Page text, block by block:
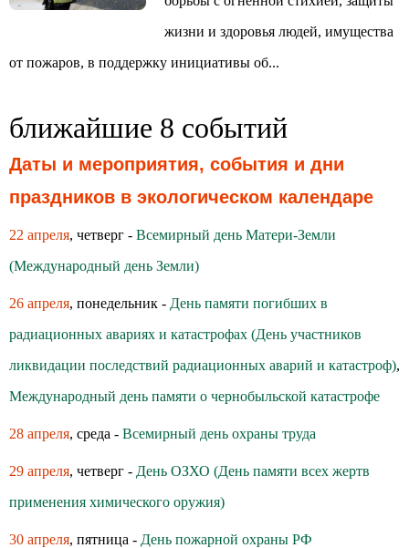
жизни и здоровья людей, имущества
от пожаров, в поддержку инициативы об...
ближайшие 8 событий
Даты и мероприятия, события и дни
праздников в экологическом календаре
22 апреля, четверг - Всемирный день Матери-Земли
(Международный день Земли)
26 апреля, понедельник - День памяти погибших в
радиационных авариях и катастрофах (День участников
ликвидации последствий радиационных аварий и катастроф),
Международный день памяти о чернобыльской катастрофе
28 апреля, среда - Всемирный день охраны труда
29 апреля, четверг - День ОЗХО (День памяти всех жертв
применения химического оружия)
30 апреля, пятница - День пожарной охраны РФ